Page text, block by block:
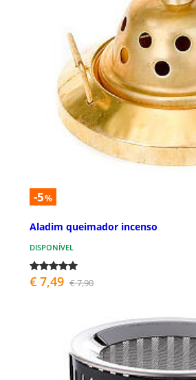
-5%
Aladim queimador incenso
DISPONÍVEL
€ 7,49 € 7,90